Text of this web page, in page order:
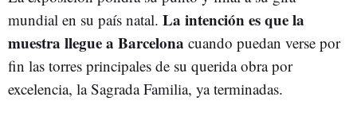
mundial en su país natal. La intención es que la
muestra llegue a Barcelona cuando puedan verse por
fin las torres principales de su querida obra por
excelencia, la Sagrada Familia, ya terminadas.